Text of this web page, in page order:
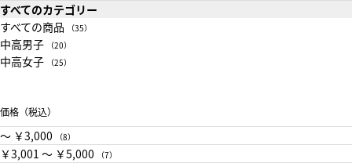
すべてのカテゴリー
すべての商品
（35）
中高男子 （20）
中高女子 （25）
価格（税込）
〜 ￥3,000 （8）
￥3,001 〜 ￥5,000 （7）